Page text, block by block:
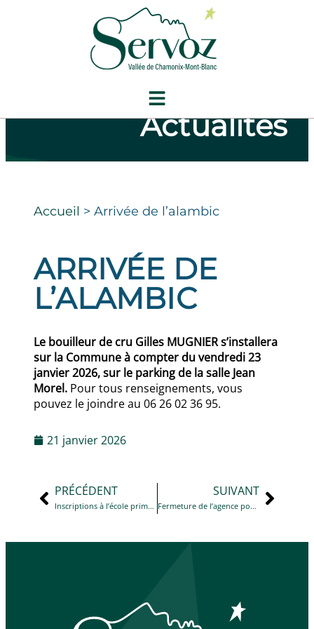
Actualités
Accueil > Arrivée de l’alambic
ARRIVÉE DE
L’ALAMBIC
Le bouilleur de cru Gilles MUGNIER s’installera
sur la Commune à compter du vendredi 23
janvier 2026, sur le parking de la salle Jean
Morel. Pour tous renseignements, vous
pouvez le joindre au 06 26 02 36 95.
21 janvier 2026
PRÉCÉDENT
Inscriptions à l’école primaire publique – rentrée de septembre 2026
SUIVANT
Fermeture de l’agence postale le samedi 21 février